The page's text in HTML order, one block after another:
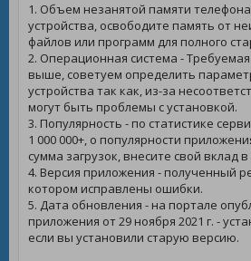
1. Объем незанятой памяти
устройства, освободите память от
файлов или программ для полного
2. Операционная система -
выше, советуем определить
устройства так как, из-за
могут быть проблемы с установкой.
3. Популярность - по статистике
1 000 000+, о популярности
сумма загрузок, внесите свой вклад
4. Версия приложения - полученный
котором исправлены ошибки.
5. Дата обновления - на портале
приложения от 29 ноября 2021 г. -
если вы установили старую версию.